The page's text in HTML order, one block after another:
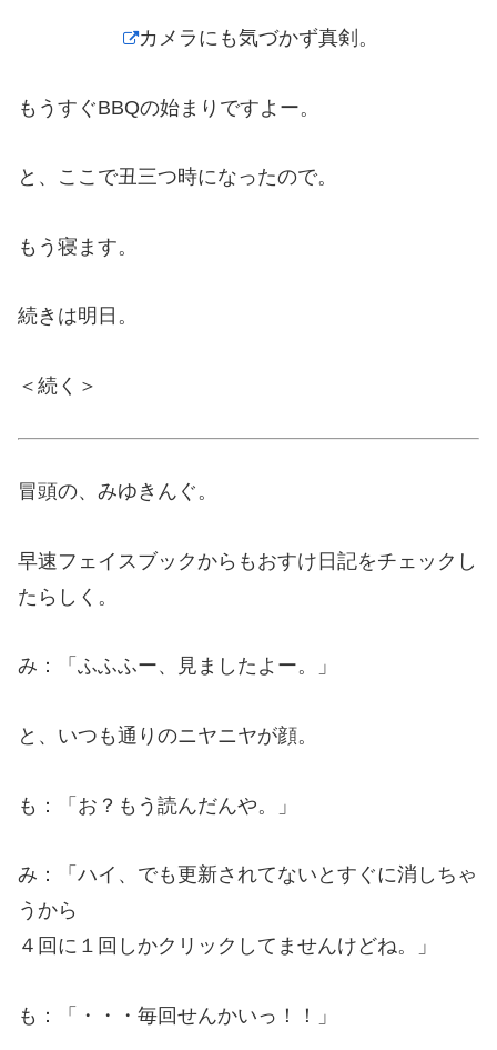
カメラにも気づかず真剣。
もうすぐBBQの始まりですよー。
と、ここで丑三つ時になったので。
もう寝ます。
続きは明日。
＜続く＞
冒頭の、みゆきんぐ。
早速フェイスブックからもおすけ日記をチェックし
たらしく。
み：「ふふふー、見ましたよー。」
と、いつも通りのニヤニヤが顔。
も：「お？もう読んだんや。」
み：「ハイ、でも更新されてないとすぐに消しちゃ
うから
４回に１回しかクリックしてませんけどね。」
も：「・・・毎回せんかいっ！！」